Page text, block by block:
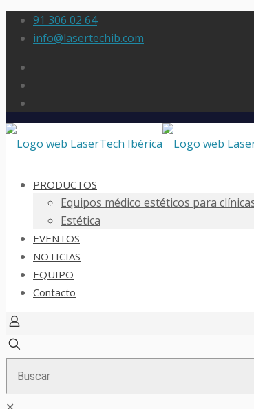
91 306 02 64
info@lasertechib.com
PRODUCTOS
Equipos médico estéticos para
Estética
EVENTOS
NOTICIAS
EQUIPO
Contacto